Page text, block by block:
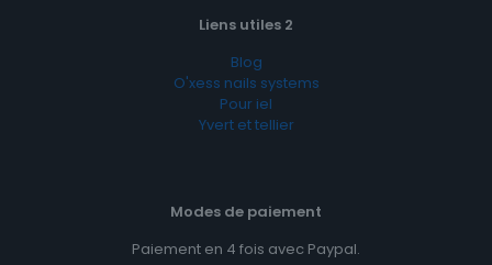
Liens utiles 2
Blog
O'xess nails systems
Pour iel
Yvert et tellier
Modes de paiement
Paiement en 4 fois avec Paypal.